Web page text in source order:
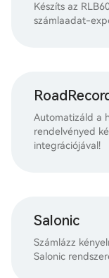
Készíts az
számlaadat-
Automatizáld a
rendelvényed
integrációjával!
Salonic
Számlázz
Salonic